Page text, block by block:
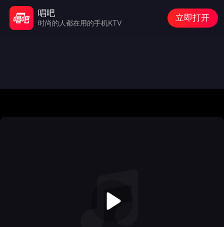
唱吧
时尚的人都在用的手机KTV
立即打开